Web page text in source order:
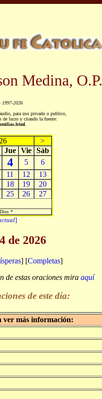
Medina, O.P.
1997-2026
para uso privado o publico,
de lucro y citando la fuente:
.
>
Jue Vie Sáb
4 5
6
11 12
13
18 19
20
25 26
27
*
]
de 2026
] [Completas]
de estas oraciones mira aquí
de este día:
ver más información: